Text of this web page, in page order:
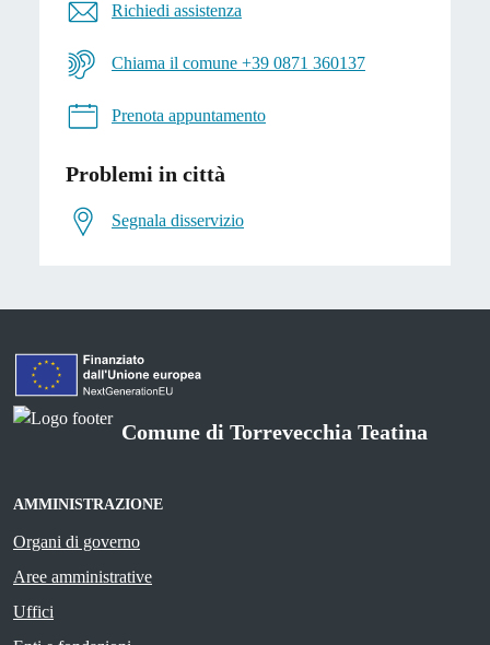
Richiedi assistenza
Chiama il comune +39 0871 360137
Prenota appuntamento
Problemi in città
Segnala disservizio
Comune di Torrevecchia Teatina
AMMINISTRAZIONE
Organi di governo
Aree amministrative
Uffici